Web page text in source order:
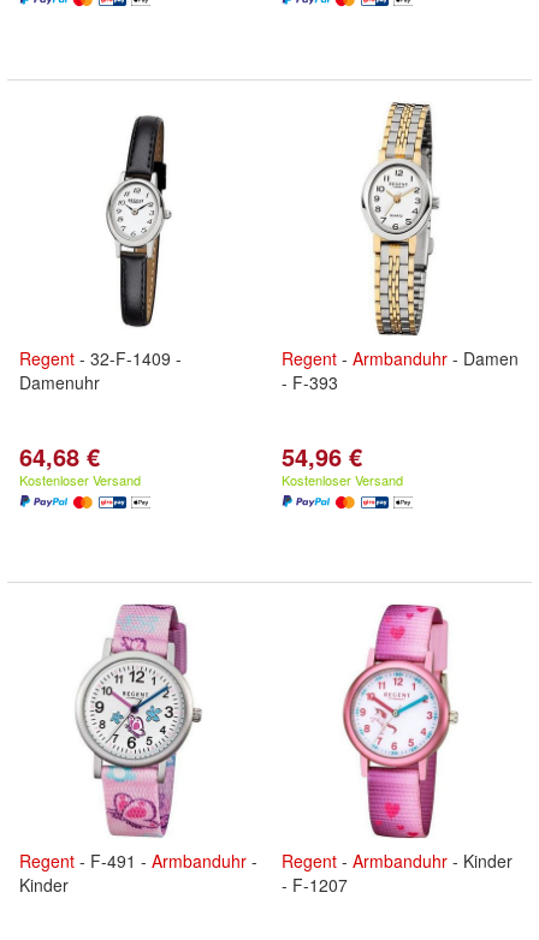
Regent - 32-F-1409 -
Damenuhr
64,68 €
Kostenloser Versand
Regent - Armbanduhr - Damen
- F-393
54,96 €
Kostenloser Versand
Regent - F-491 - Armbanduhr -
Kinder
Regent - Armbanduhr - Kinder
- F-1207